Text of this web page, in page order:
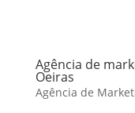
Agência de
Oeiras
Agência de